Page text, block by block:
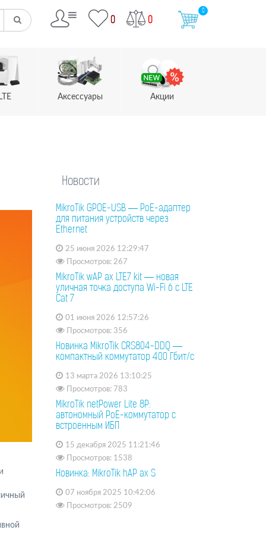
0 0
0
Аксессуары Акции
Новости
MikroTik GPOE-USB — PoE-адаптер
для питания устройств через
Ethernet
25 июня 2026 12:29:47
Просмотров: 267
MikroTik wAP ax LTE7 kit — новая
уличная точка доступа Wi-Fi 6 с LTE
Cat 7
01 июня 2026 12:57:26
Просмотров: 356
Новинка MikroTik CRS804-DDQ —
компактный коммутатор 400 Гбит/с
13 марта 2026 13:10:25
Просмотров: 783
MikroTik netPower Lite 8P:
автономный PoE-коммутатор с
встроенным ИБП
15 декабря 2025 11:21:46
Просмотров: 1538
Новинка: MikroTik hAP ax S
07 ноября 2025 10:42:06
Просмотров: 2509